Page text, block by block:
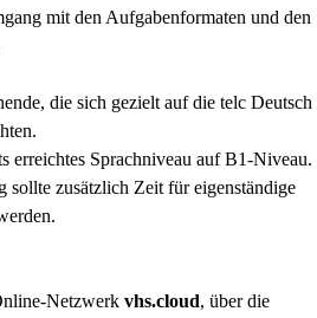
mit den Aufgabenformaten und den
die sich gezielt auf die telc Deutsch
erreichtes Sprachniveau auf B1-Niveau.
sollte zusätzlich Zeit für eigenständige
Netzwerk vhs.cloud, über die